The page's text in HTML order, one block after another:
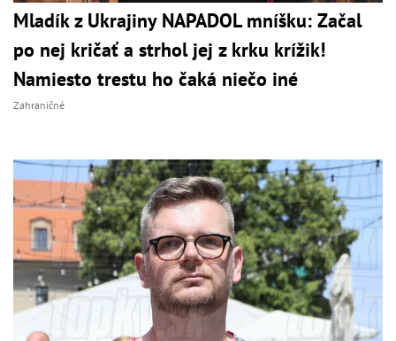
Mladík z Ukrajiny NAPADOL mníšku: Začal
po nej kričať a strhol jej z krku krížik!
Namiesto trestu ho čaká niečo iné
Zahraničné